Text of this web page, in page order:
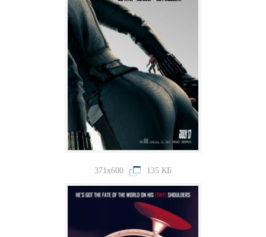
371x600 135 КБ